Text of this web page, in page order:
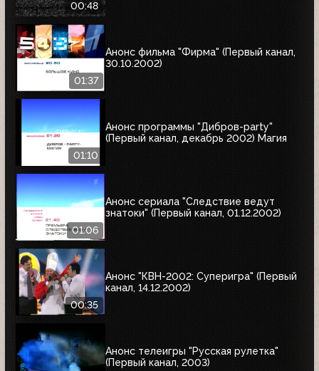
00:48
01:37
Анонс фильма "Фирма" (Первый канал,
30.10.2002)
01:10
Анонс программы "Дибров-party"
(Первый канал, декабрь 2002) Магия
01:06
Анонс сериала "Следствие ведут
знатоки" (Первый канал, 01.12.2002)
00:35
Анонс "КВН-2002: Суперигра" (Первый
канал, 14.12.2002)
Анонс телеигры "Русская рулетка"
(Первый канал, 2003)